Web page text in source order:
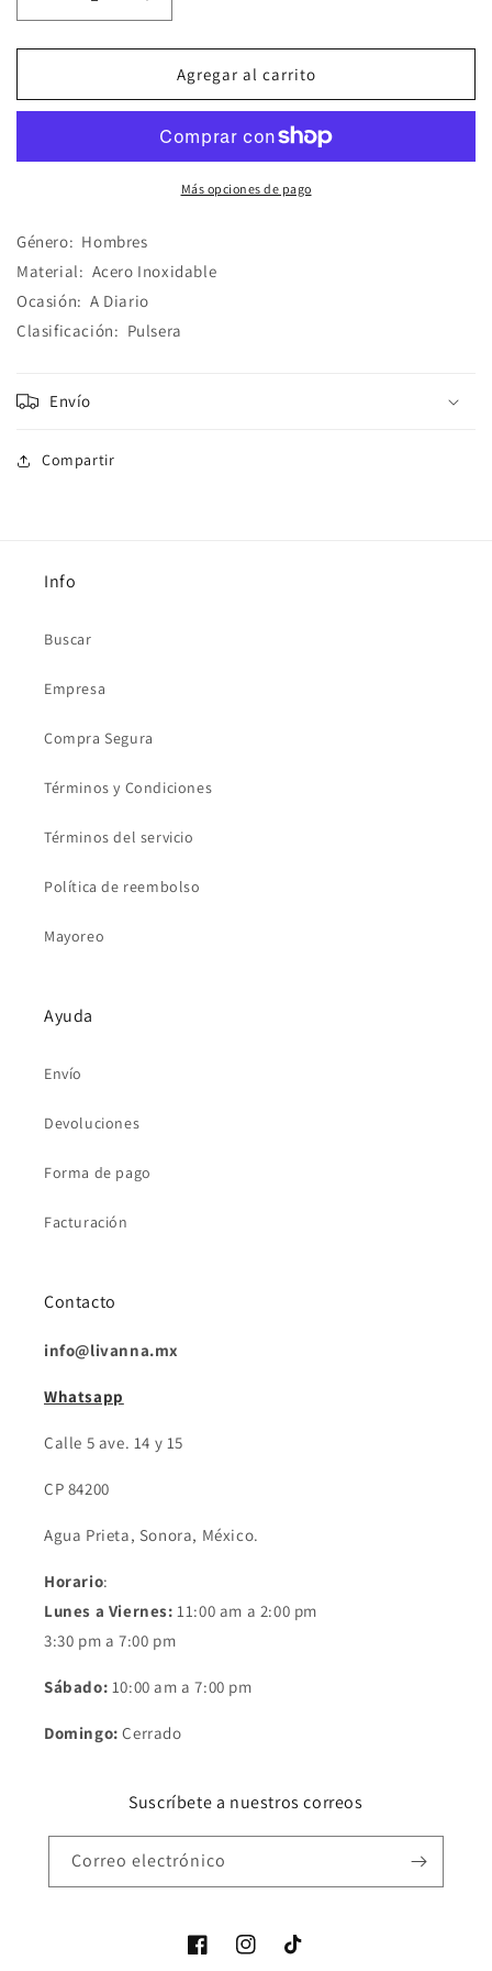
Reducir
cantidad
para
Negra
Aumentar
cantidad
para
Esclava
Negra
Agregar al carrito
Más opciones de pago
Género: Hombres
Material: Acero Inoxidable
Ocasión: A Diario
Clasificación: Pulsera
Envío
Compartir
Info
Buscar
Empresa
Compra Segura
Términos y Condiciones
Términos del servicio
Política de reembolso
Mayoreo
Ayuda
Envío
Devoluciones
Forma de pago
Facturación
Contacto
info@livanna.mx
Whatsapp
Calle 5 ave. 14 y 15
CP 84200
Agua Prieta, Sonora, México.
Horario:
Lunes a Viernes: 11:00 am a 2:00 pm
3:30 pm a 7:00 pm
Sábado: 10:00 am a 7:00 pm
Domingo: Cerrado
Suscríbete a nuestros correos
Correo electrónico
FacebookInstagramTikTok